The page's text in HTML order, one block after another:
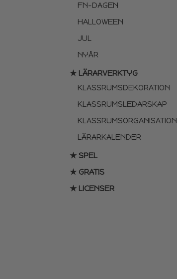
FN-DAGEN
HALLOWEEN
JUL
NYÅR
★ LÄRARVERKTYG
KLASSRUMSDEKORATION
KLASSRUMSLEDARSKAP
KLASSRUMSORGANISATION
LÄRARKALENDER
★ SPEL
★ GRATIS
★ LICENSER